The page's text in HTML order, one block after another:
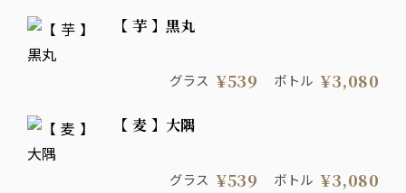
【 芋 】黒丸
グラス ¥539 ボトル ¥3,080
【 麦 】大隅
グラス ¥539 ボトル ¥3,080